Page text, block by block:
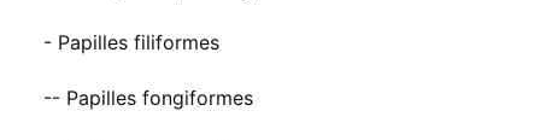
- Papilles filiformes
-- Papilles fongiformes